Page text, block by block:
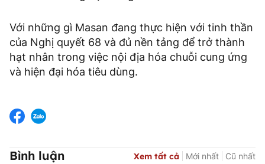
Với những gì Masan đang thực hiện với tinh thần
của Nghị quyết 68 và đủ nền tảng để trở thành
hạt nhân trong việc nội địa hóa chuỗi cung ứng
và hiện đại hóa tiêu dùng.
Bình luận Xem tất cả Mới nhất Cũ nhất